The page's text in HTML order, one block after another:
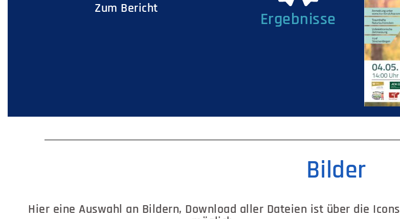
Zum Bericht
Ergebnisse
Bilder
Hier eine Auswahl an Bildern, Download aller Dateien ist über die Icons